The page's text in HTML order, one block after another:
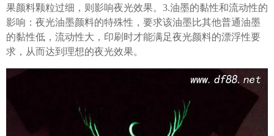
果颜料颗粒过细，则影响夜光效果。3.油墨的黏性和流动性的
影响：夜光油墨颜料的特殊性，要求该油墨比其他普通油墨
的黏性低，流动性大，印刷时才能满足夜光颜料的漂浮性要
求，从而达到理想的夜光效果。